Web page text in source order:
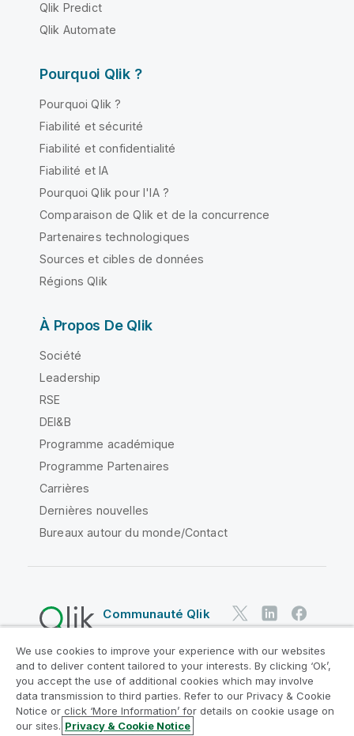
Qlik Predict
Qlik Automate
Pourquoi Qlik ?
Pourquoi Qlik ?
Fiabilité et sécurité
Fiabilité et confidentialité
Fiabilité et IA
Pourquoi Qlik pour l'IA ?
Comparaison de Qlik et de la concurrence
Partenaires technologiques
Sources et cibles de données
Régions Qlik
À Propos De Qlik
Société
Leadership
RSE
DEI&B
Programme académique
Programme Partenaires
Carrières
Dernières nouvelles
Bureaux autour du monde/Contact
Communauté Qlik
Contrats juridiques
Conditions d'utilisation des produits
Legal Policies
Conditions légales
Conditions d'utilisation
Marques
We use cookies to improve your experience with our websites
and to deliver content tailored to your interests. By clicking ‘Ok’,
you accept the use of additional cookies which may involve
data transmission to third parties. Refer to our Privacy & Cookie
Notice or click ‘More Information’ for details on cookie usage on
our sites. Privacy & Cookie Notice